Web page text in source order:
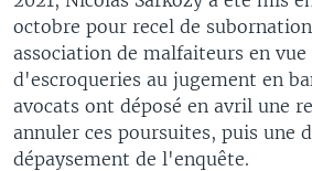
octobre pour recel de
association de malfaiteurs en
d'escroqueries au jugement en
avocats ont déposé en avril une
annuler ces poursuites, puis une
dépaysement de l'enquête.